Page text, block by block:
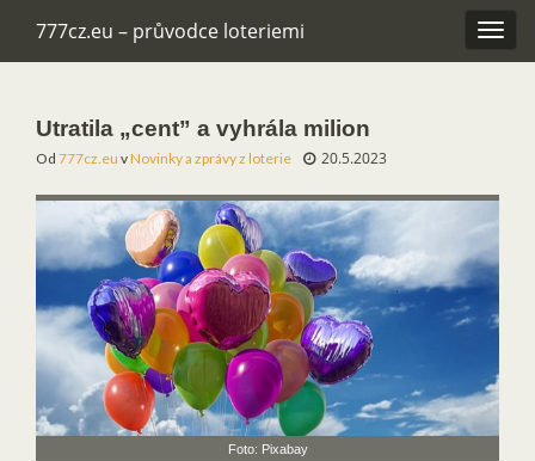
777cz.eu – průvodce loteriemi
Utratila „cent” a vyhrála milion
Od 777cz.eu vNovinky a zprávy z loterie 20.5.2023
Foto: Pixabay